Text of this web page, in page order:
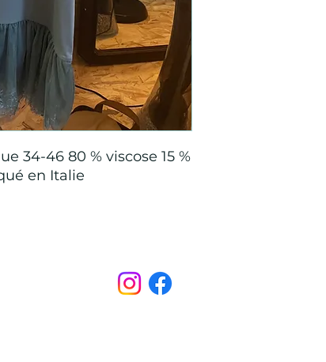
34-46 80 % viscose 15 %
en Italie